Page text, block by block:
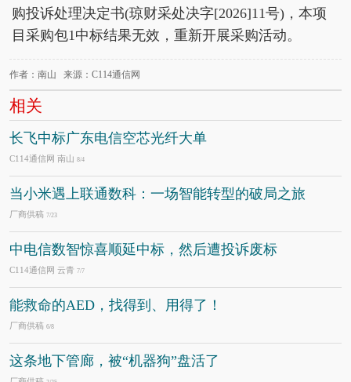
购投诉处理决定书(琼财采处决字[2026]11号)，本项
目采购包1中标结果无效，重新开展采购活动。
作者：南山 来源：C114通信网
相关
长飞中标广东电信空芯光纤大单
C114通信网 南山 8/4
当小米遇上联通数科：一场智能转型的破局之旅
厂商供稿 7/23
中电信数智惊喜顺延中标，然后遭投诉废标
C114通信网 云青 7/7
能救命的AED，找得到、用得了！
厂商供稿 6/8
这条地下管廊，被“机器狗”盘活了